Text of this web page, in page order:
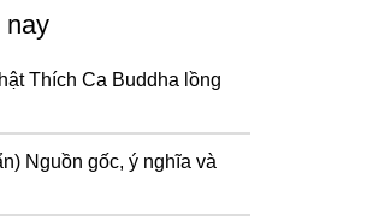
nay
Thích Ca Buddha lồng
Nguồn gốc, ý nghĩa và